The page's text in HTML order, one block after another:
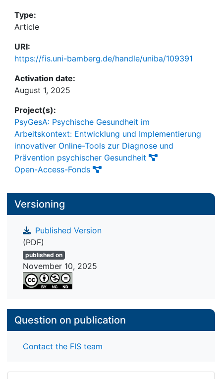
workplace.
Gesundheit zu fördern.
Type:
Article
URI:
https://fis.uni-bamberg.de/handle/uniba/109391
Activation date:
August 1, 2025
Project(s):
PsyGesA: Psychische Gesundheit im
Arbeitskontext: Entwicklung und Implementierung
innovativer Online-Tools zur Diagnose und
Prävention psychischer Gesundheit
Open-Access-Fonds
Versioning
Published Version
(PDF)
published on
November 10, 2025
Question on publication
Contact the FIS team